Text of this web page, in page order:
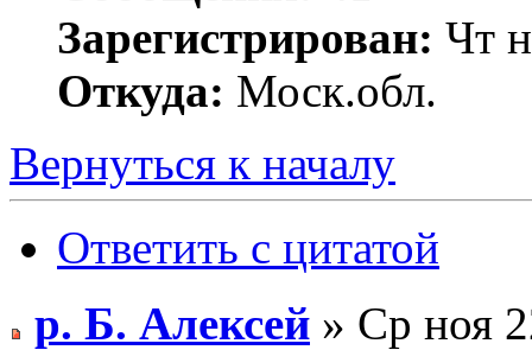
Зарегистрирован: Чт
Откуда: Моск.обл.
Вернуться к началу
Ответить с цитатой
р. Б. Алексей » Ср ноя